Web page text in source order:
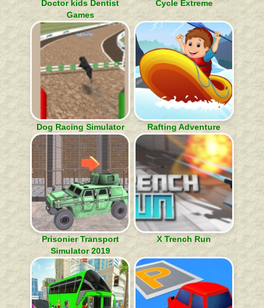
Doctor kids Dentist
Games
Cycle Extreme
Dog Racing Simulator Rafting Adventure
Prisonier Transport
Simulator 2019
X Trench Run